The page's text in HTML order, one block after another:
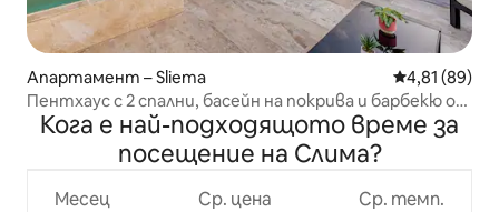
Апартамент – Sliema Средна
4,81 (89)
Пентхаус с 2 спални, басейн на покрива и барбекю от
Beyond Stay
Кога е най-подходящото време за
посещение на Слима?
Месец Ср. цена Ср. темп.